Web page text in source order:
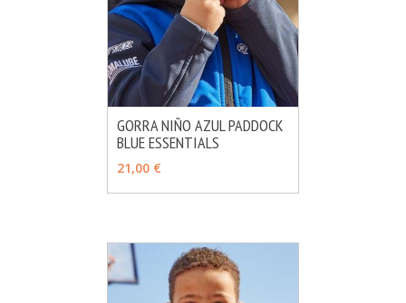
CONSULTAR
GORRA NIÑO AZUL PADDOCK
BLUE ESSENTIALS
21,00 €